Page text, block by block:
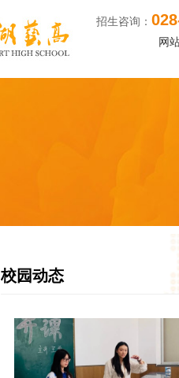
网
招生咨询：
找成都高中艺术学校的
校园动态